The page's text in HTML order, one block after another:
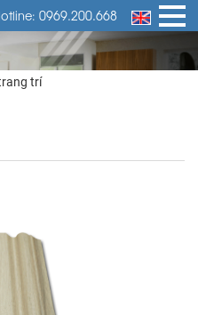
0969.200.668
trí